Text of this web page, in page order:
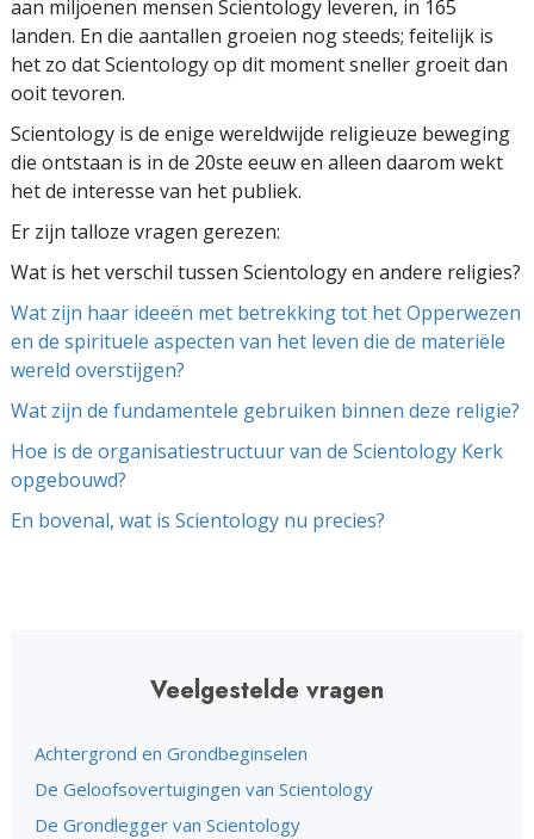
aan miljoenen mensen Scientology leveren, in 165
landen. En die aantallen groeien nog steeds; feitelijk is
het zo dat Scientology op dit moment sneller groeit dan
ooit tevoren.
Scientology is de enige wereldwijde religieuze beweging
die ontstaan is in de 20ste eeuw en alleen daarom wekt
het de interesse van het publiek.
Er zijn talloze vragen gerezen:
Wat is het verschil tussen Scientology en andere religies?
Wat zijn haar ideeën met betrekking tot het Opperwezen
en de spirituele aspecten van het leven die de materiële
wereld overstijgen?
Wat zijn de fundamentele gebruiken binnen deze religie?
Hoe is de organisatiestructuur van de Scientology Kerk
opgebouwd?
En bovenal, wat is Scientology nu precies?
Veelgestelde vragen
Achtergrond en Grondbeginselen
De Geloofsovertuigingen van Scientology
De Grondlegger van Scientology